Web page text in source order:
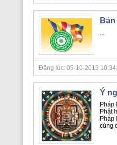
...
Đăng lúc: 05-10-2013
Ý
Pháp
Phật
Pháp
cúng